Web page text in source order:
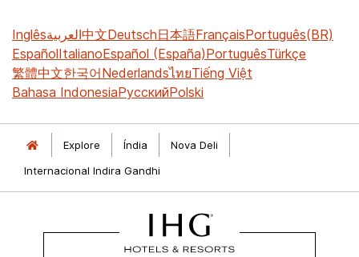
Inglêsالعربية中文Deutsch日本語FrançaisPortuguês(BR)
EspañolItalianoEspañol (España)PortuguêsTürkçe
繁體中文한국어NederlandsไทยTiếng Việt
Bahasa IndonesiaРусскийPolski
Explore Índia
Nova Deli
Internacional Indira Gandhi